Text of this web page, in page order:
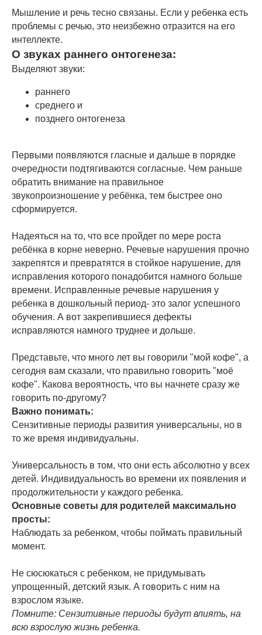
Мышление и речь тесно связаны. Если у ребенка есть
проблемы с речью, это неизбежно отразится на его
интеллекте.
О звуках раннего онтогенеза:
Выделяют звуки:
раннего
среднего и
позднего онтогенеза
Первыми появляются гласные и дальше в порядке
очередности подтягиваются согласные. Чем раньше
обратить внимание на правильное
звукопроизношение у ребёнка, тем быстрее оно
сформируется.
Надеяться на то, что все пройдет по мере роста
ребёнка в корне неверно. Речевые нарушения прочно
закрепятся и превратятся в стойкое нарушение, для
исправления которого понадобится намного больше
времени. Исправленные речевые нарушения у
ребенка в дошкольный период- это залог успешного
обучения. А вот закрепившиеся дефекты
исправляются намного труднее и дольше.
Представьте, что много лет вы говорили "мой кофе", а
сегодня вам сказали, что правильно говорить "моё
кофе". Какова вероятность, что вы начнете сразу же
говорить по-другому?
Важно понимать:
Сензитивные периоды развития универсальны, но в
то же время индивидуальны.
Универсальность в том, что они есть абсолютно у всех
детей. Индивидуальность во времени их появления и
продолжительности у каждого ребенка.
Основные советы для родителей максимально
просты:
Наблюдать за ребенком, чтобы поймать правильный
момент.
Не сюсюкаться с ребенком, не придумывать
упрощенный, детский язык. А говорить с ним на
взрослом языке.
Помните: Сензитивные периоды будут влиять, на
всю взрослую жизнь ребенка.